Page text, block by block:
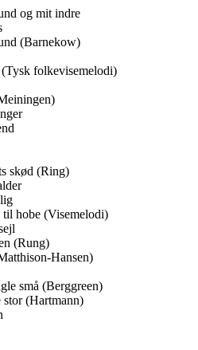
og mit indre
(Barnekow)
folkevisemelodi)
skød (Ring)
hobe (Visemelodi)
(Rung)
Hansen)
små (Berggreen)
stor (Hartmann)